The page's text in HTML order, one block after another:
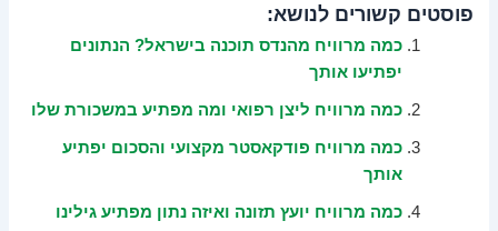
פוסטים קשורים לנושא:
כמה מרוויח מהנדס תוכנה בישראל? הנתונים
יפתיעו אותך
כמה מרוויח ליצן רפואי ומה מפתיע במשכורת שלו
כמה מרוויח פודקאסטר מקצועי והסכום יפתיע
אותך
כמה מרוויח יועץ תזונה ואיזה נתון מפתיע גילינו